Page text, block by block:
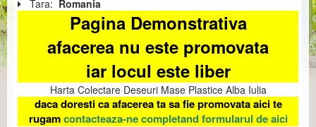
Tara: Romania
Pagina Demonstrativa
afacerea nu este promovata
iar locul este liber
Harta Colectare Deseuri Mase Plastice Alba Iulia
daca doresti ca afacerea ta sa fie promovata aici te
rugamcontacteaza-ne completand formularul de aici